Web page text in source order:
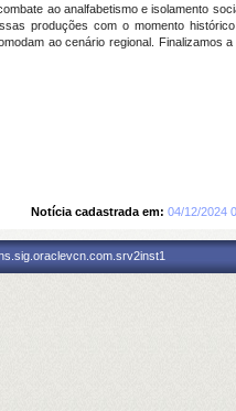
ao analfabetismo e isolamento
produções com o momento
ao cenário regional. Finalizamos a
Notícia cadastrada em: 04/12/2024